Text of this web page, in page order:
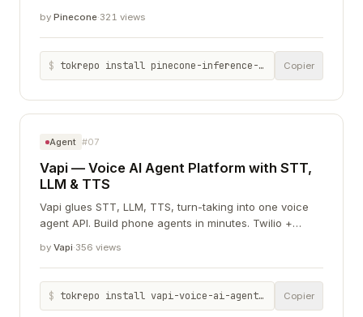
by Pinecone·321 views
$ tokrepo install pinecone-inference-hosted-embeddings-reranking-api Copier
Agent #07
Vapi — Voice AI Agent Platform with STT,
LLM & TTS
Vapi glues STT, LLM, TTS, turn-taking into one voice
agent API. Build phone agents in minutes. Twilio +
by Vapi·356 views
$ tokrepo install vapi-voice-ai-agent-platform-with-stt-llm-tts Copier